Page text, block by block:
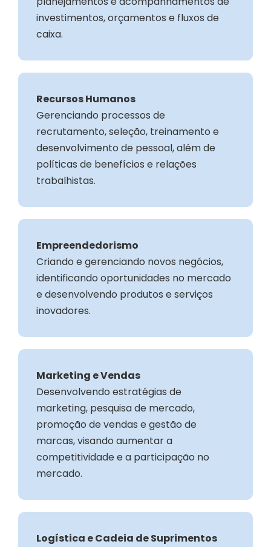
investimentos, orçamentos e fluxos de
caixa.
Recursos Humanos
Gerenciando processos de
recrutamento, seleção, treinamento e
desenvolvimento de pessoal, além de
políticas de benefícios e relações
trabalhistas.
Empreendedorismo
Criando e gerenciando novos negócios,
identificando oportunidades no mercado
e desenvolvendo produtos e serviços
inovadores.
Marketing e Vendas
Desenvolvendo estratégias de
marketing, pesquisa de mercado,
promoção de vendas e gestão de
marcas, visando aumentar a
competitividade e a participação no
mercado.
Logística e Cadeia de Suprimentos